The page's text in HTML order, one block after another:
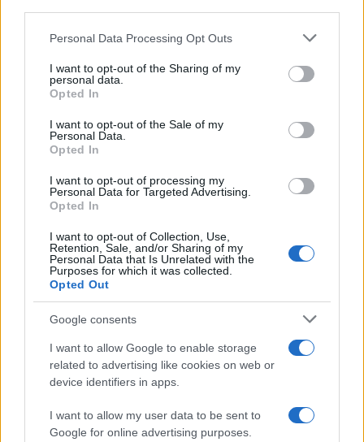
Please note that this website/app uses one or more Google
not limited to your visit or usage behaviour. You may click to
grant or deny consent to Google and its third-party tags to
use your data for below specified purposes in below Google
consent section.
Personal Data Processing Opt Outs
I want to opt-out of the Sharing of my
personal data.
Opted In
I want to opt-out of the Sale of my
Personal Data.
Opted In
I want to opt-out of processing my
Personal Data for Targeted Advertising.
Opted In
I want to opt-out of Collection, Use,
Retention, Sale, and/or Sharing of my
Personal Data that Is Unrelated with the
Purposes for which it was collected.
Opted Out
Google consents
I want to allow Google to enable storage
related to advertising like cookies on web or
device identifiers in apps.
I want to allow my user data to be sent to
Google for online advertising purposes.
Migliori agenzie per l’Attestazione SOA in Italia:
lista delle 4 realtà più efficienti nella g…
“Sul filo del discorso”: sold out ad Olbia per il
La Maddalena, festa per i 30 anni del Diving
center di Tegge
conducente
Turiste si perdono a Tavolara: salvate dai vigili
del fuoco
Meteo Olbia 6 agosto, migliora il tempo in
Gallura
Incidente Olbia, poliziotto in vacanza salva 6